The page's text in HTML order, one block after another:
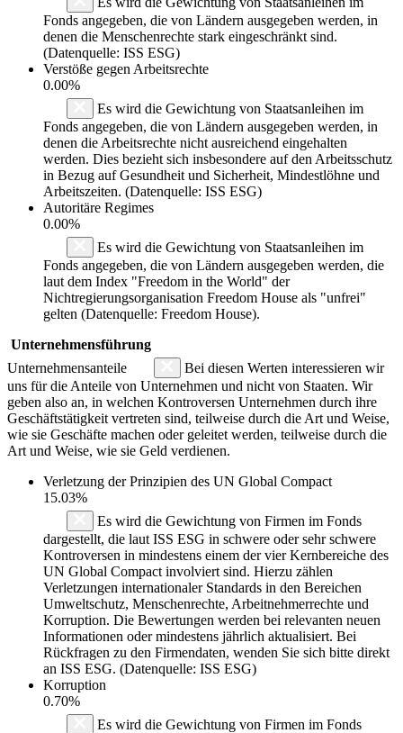
Fonds angegeben, die von Ländern ausgegeben werden, in
denen die Menschenrechte stark eingeschränkt sind.
(Datenquelle: ISS ESG)
Verstöße gegen Arbeitsrechte
0.00%
Es wird die Gewichtung von Staatsanleihen im
Fonds angegeben, die von Ländern ausgegeben werden, in
denen die Arbeitsrechte nicht ausreichend eingehalten
werden. Dies bezieht sich insbesondere auf den Arbeitsschutz
in Bezug auf Gesundheit und Sicherheit, Mindestlöhne und
Arbeitszeiten. (Datenquelle: ISS ESG)
Autoritäre Regimes
0.00%
Es wird die Gewichtung von Staatsanleihen im
Fonds angegeben, die von Ländern ausgegeben werden, die
laut dem Index "Freedom in the World" der
Nichtregierungsorganisation Freedom House als "unfrei"
gelten (Datenquelle: Freedom House).
Unternehmensführung
Unternehmensanteile
Bei diesen Werten interessieren wir
uns für die Anteile von Unternehmen und nicht von Staaten. Wir
geben also an, in welchen Kontroversen Unternehmen durch ihre
Geschäftstätigkeit vertreten sind, teilweise durch die Art und Weise,
wie sie Geschäfte machen oder geleitet werden, teilweise durch die
Art und Weise, wie sie Geld verdienen.
Verletzung der Prinzipien des UN Global Compact
15.03%
Es wird die Gewichtung von Firmen im Fonds
dargestellt, die laut ISS ESG in schwere oder sehr schwere
Kontroversen in mindestens einem der vier Kernbereiche des
UN Global Compact involviert sind. Hierzu zählen
Verletzungen internationaler Standards in den Bereichen
Umweltschutz, Menschenrechte, Arbeitnehmerrechte und
Korruption. Die Bewertungen werden bei relevanten neuen
Informationen oder mindestens jährlich aktualisiert. Bei
Rückfragen zu den Firmendaten, wenden Sie sich bitte direkt
an ISS ESG. (Datenquelle: ISS ESG)
Korruption
0.70%
Es wird die Gewichtung von Firmen im Fonds